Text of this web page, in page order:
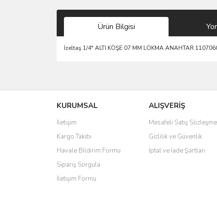
Ürün Bilgisi
İzeltaş 1/4" ALTI KÖŞE 07 MM LOKMA ANAHTAR
Ürün resmi kalitesiz, bozuk veya görüntülenemiyor.
Ürün açıklamasında eksik bilgiler bulunuyor.
Ürün bilgilerinde hatalar bulunuyor.
Ürün fiyatı diğer sitelerden daha pahalı.
Bu ürüne benzer farklı alternatifler olmalı.
KURUMSAL
İletişim
Kargo Takibi
Havale Bildirim Formu
Sipariş Sorgula
İletişim Formu
ALIŞVERİŞ
Mesafeli Satış
Gizlilik ve Güvenlik
İptal ve İade Şartları